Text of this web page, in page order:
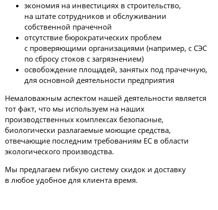
экономия на инвестициях в строительство,
на штате сотрудников и обслуживании
собственной прачечной
отсутствие бюрократических проблем
с проверяющими организациями (например, с СЭС
по сбросу стоков с загрязнением)
освобождение площадей, занятых под прачечную,
для основной деятельности предприятия
Немаловажным аспектом нашей деятельности является
тот факт, что мы используем на наших
производственных комплексах безопасные,
биологически разлагаемые моющие средства,
отвечающие последним требованиям ЕС в области
экологического производства.
Мы предлагаем гибкую систему скидок и доставку
в любое удобное для клиента время.